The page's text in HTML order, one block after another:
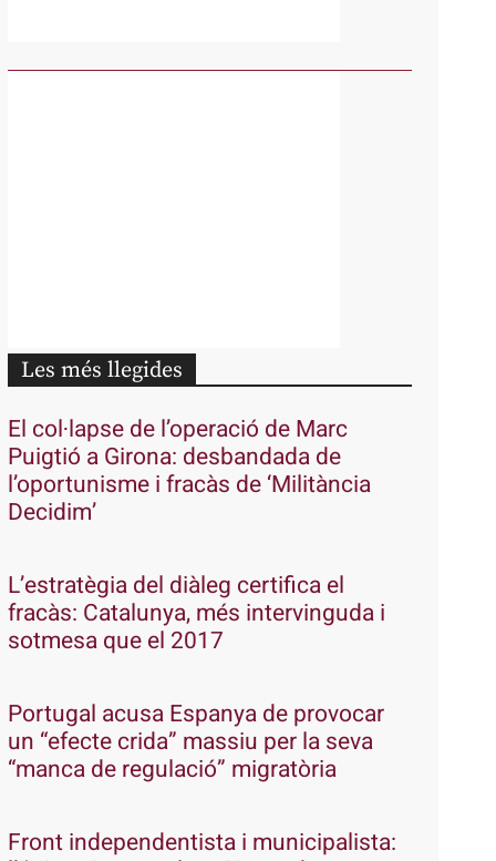
Les més llegides
El col·lapse de l’operació de Marc
Puigtió a Girona: desbandada de
l’oportunisme i fracàs de ‘Militància
Decidim’
L’estratègia del diàleg certifica el
fracàs: Catalunya, més intervinguda i
sotmesa que el 2017
Portugal acusa Espanya de provocar
un “efecte crida” massiu per la seva
“manca de regulació” migratòria
Front independentista i municipalista: